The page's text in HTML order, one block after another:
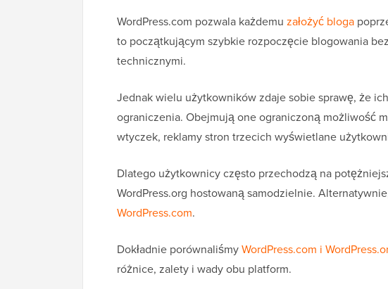
WordPress.com pozwala każdemu założyć bloga
to początkującym szybkie rozpoczęcie blogowania
technicznymi.
Jednak wielu użytkowników zdaje sobie sprawę, że
ograniczenia. Obejmują one ograniczoną możliwość
wtyczek, reklamy stron trzecich wyświetlane
Dlatego użytkownicy często przechodzą na
WordPress.org hostowaną samodzielnie.
WordPress.com.
Dokładnie porównaliśmyWordPress.com i
różnice, zalety i wady obu platform.